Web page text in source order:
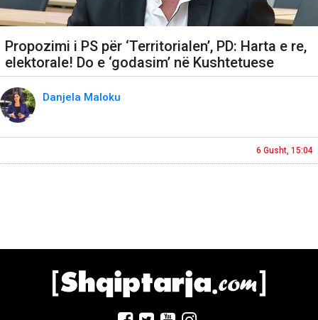
Propozimi i PS për ‘Territorialen’, PD: Harta e re,
elektorale! Do e ‘godasim’ në Kushtetuese
Danjela Maloku
6 Gusht, 15:04